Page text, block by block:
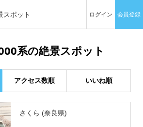
スポット ログイン 会員登録
系の絶景スポット
アクセス数順 いいね順
さくら (奈良県)